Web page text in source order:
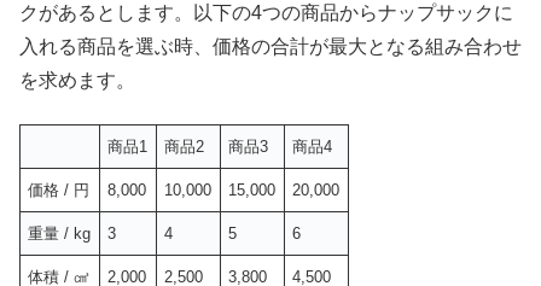
クがあるとします。以下の4つの商品からナップサックに
入れる商品を選ぶ時、価格の合計が最大となる組み合わせ
を求めます。
商品1 商品2 商品3 商品4
価格 / 円 8,000 10,000 15,000 20,000
重量 / kg 3 4 5 6
体積 / ㎤ 2,000 2,500 3,800 4,500